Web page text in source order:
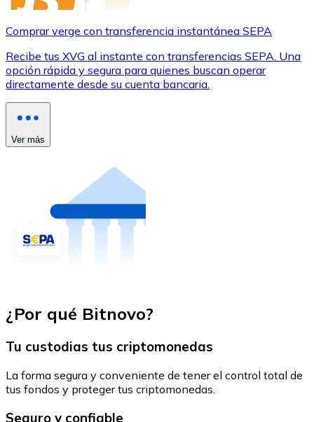
Comprar verge con transferencia instantánea SEPA
Recibe tus XVG al instante con transferencias SEPA. Una
opción rápida y segura para quienes buscan operar
directamente desde su cuenta bancaria.
Ver más
¿Por qué Bitnovo?
Tu custodias tus criptomonedas
La forma segura y conveniente de tener el control total de
tus fondos y proteger tus criptomonedas.
Seguro y confiable